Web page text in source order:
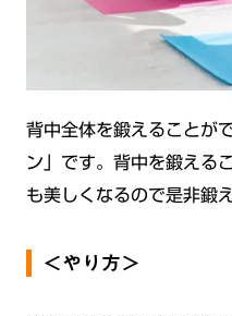
背中全体を鍛えることが
ン」です。背中を鍛える
も美しくなるので是非鍛
＜やり方＞